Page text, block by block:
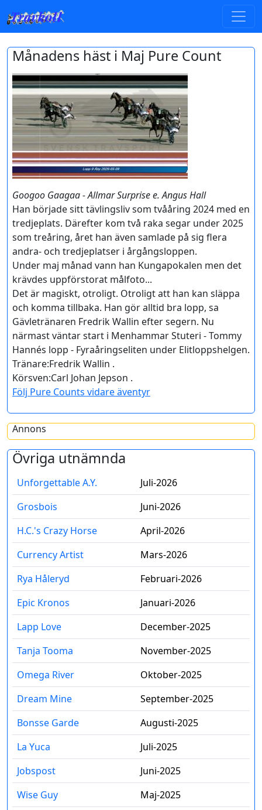
Månadens häst i Maj Pure Count
Googoo Gaagaa - Allmar Surprise e. Angus Hall
Han började sitt tävlingsliv som tvååring 2024 med en
tredjeplats. Därefter kom två raka segar under 2025
som treåring, året han även samlade på sig flera
andra- och tredjeplatser i årgångsloppen.
Under maj månad vann han Kungapokalen men det
krävdes uppförstorat målfoto...
Det är magiskt, otroligt. Otroligt att han kan släppa
och komma tillbaka. Han gör alltid bra lopp, sa
Gävletränaren Fredrik Wallin efter segern. Nu
närmast väntar start i Menhammar Stuteri - Tommy
Hannés lopp - Fyraåringseliten under Elitloppshelgen.
Tränare:Fredrik Wallin .
Körsven:Carl Johan Jepson .
Följ Pure Counts vidare äventyr
Annons
Övriga utnämnda
Unforgettable A.Y.
Juli-2026
Grosbois
Juni-2026
H.C.'s Crazy Horse
April-2026
Currency Artist
Mars-2026
Rya Håleryd
Februari-2026
Epic Kronos
Januari-2026
Lapp Love
December-2025
Tanja Tooma
November-2025
Omega River
Oktober-2025
Dream Mine
September-2025
Bonsse Garde
Augusti-2025
La Yuca
Juli-2025
Jobspost
Juni-2025
Wise Guy
Maj-2025